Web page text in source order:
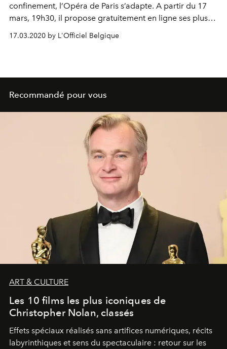
confinement, l’Opéra de Paris s’adapte. A partir du 17
mars, 19h30, il propose gratuitement en ligne ses plus
beaux spectacles, du “Lac des Cygnes” à “Don
17.03.2020 by L'Officiel Belgique
Recommandé pour vous
ART & CULTURE
Les 10 films les plus iconiques de
Christopher Nolan, classés
Effets spéciaux réalisés sans artifices numériques, récits
labyrinthiques et sens du spectaculaire : retour sur les